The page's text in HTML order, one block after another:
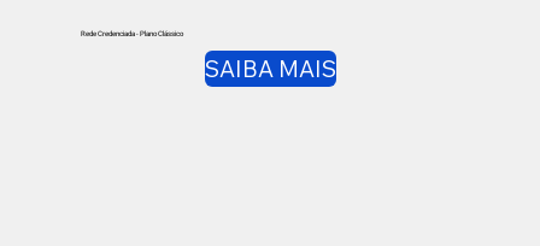
Rede Credenciada - Plano Clássico
SAIBA MAIS